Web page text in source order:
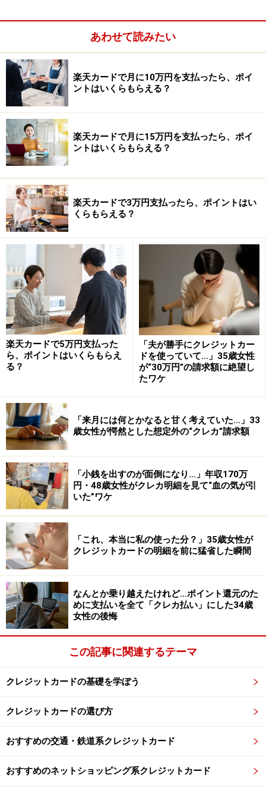
・水道代：3000円
・毎月貯蓄に回している額：1万円
使い過ぎ注意の通知が……
男性はクレジットカードの「使い過ぎ」で血の気が引く
失敗をしたといいます。
「ショッピングモールで買い物をしているときに、アプ
リの『使い過ぎ注意』の通知で、普段よりも多い金額を
クレジットで決済してしまっていたことが分かった」
使い過ぎの理由は、「当時交際していた彼女に誕生日プ
レゼントを購入し、普段使う金額よりも高価なものを複
数購入したためです」
男性は、生活用とは別に貯金用の口座を持っていたた
め、そこから引き出して切り抜けたそうです。
「物を買う」以外の考え方ができるように
男性に失敗した過去の自分にアドバイスを送るなら何と
伝えるか聞きました。
「相手のためを思って物を買うのはいいけど、物を買う
以外の考え方ができるようにならなければいけないと思
う」
好きな相手には、どうしてもよい面を見せたくて背伸び
をしてしまうものです。しかし、お互いのためにも、無
理のない範囲で気持ちを伝えることが大切なのかもしれ
＜調査概要＞
クレジットカードの利用に関するアンケート
調査実施期間：2026年3月4～5日
調査対象：全国10～70代の250人（男性：73人、女性：
173人、回答しない：4人）
あわせて読みたい
楽天カードで月に10万円を支払ったら、ポイ
ントはいくらもらえる？
楽天カードで月に15万円を支払ったら、ポイ
ントはいくらもらえる？
楽天カードで3万円支払ったら、ポイントはい
くらもらえる？
楽天カードで5万円支払った
ら、ポイントはいくらもらえ
る？
「夫が勝手にクレジットカー
ドを使っていて…」35歳女性
が“30万円”の請求額に絶望し
たワケ
「来月には何とかなると甘く考えていた…」33
歳女性が愕然とした想定外の“クレカ”請求額
「小銭を出すのが面倒になり…」年収170万
円・48歳女性がクレカ明細を見て“血の気が引
いた”ワケ
「これ、本当に私の使った分？」35歳女性が
クレジットカードの明細を前に猛省した瞬間
なんとか乗り越えたけれど…ポイント還元のた
めに支払いを全て「クレカ払い」にした34歳
女性の後悔
この記事に関連するテーマ
クレジットカードの基礎を学ぼう
クレジットカードの選び方
おすすめの交通・鉄道系クレジットカード
おすすめのネットショッピング系クレジットカード